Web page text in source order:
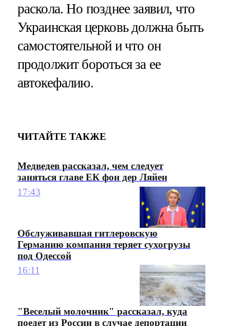
раскола. Но позднее заявил, что
Украинская церковь должна быть
самостоятельной и что он
продолжит бороться за ее
автокефалию.
ЧИТАЙТЕ ТАКЖЕ
Медведев рассказал, чем следует
заняться главе ЕК фон дер Ляйен
17:43
Обслуживавшая гитлеровскую
Германию компания теряет сухогрузы
под Одессой
16:11
"Веселый молочник" рассказал, куда
поедет из России в случае депортации